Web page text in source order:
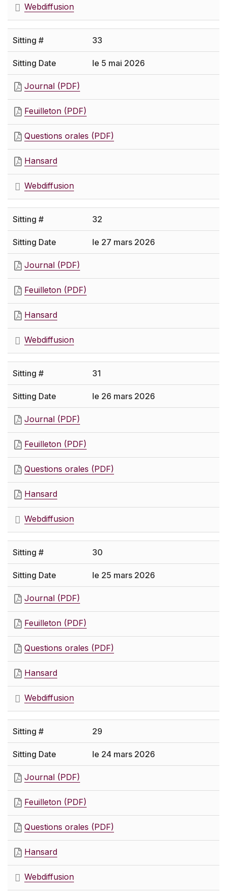
Webdiffusion
33
le 5 mai 2026
Journal (PDF)
Feuilleton (PDF)
Questions orales (PDF)
Hansard
Webdiffusion
32
le 27 mars 2026
Journal (PDF)
Feuilleton (PDF)
Hansard
Webdiffusion
31
le 26 mars 2026
Journal (PDF)
Feuilleton (PDF)
Questions orales (PDF)
Hansard
Webdiffusion
30
le 25 mars 2026
Journal (PDF)
Feuilleton (PDF)
Questions orales (PDF)
Hansard
Webdiffusion
29
le 24 mars 2026
Journal (PDF)
Feuilleton (PDF)
Questions orales (PDF)
Hansard
Webdiffusion